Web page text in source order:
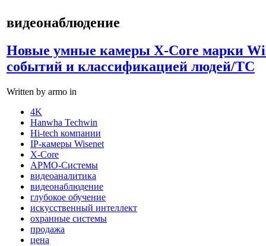
видеонаблюдение
Новые умные камеры X-Core марки
событий и классификацией людей/ТС
Written by armo in
4K
Hanwha Techwin
Hi-tech компании
IP-камеры Wisenet
X-Core
АРМО-Системы
видеоаналитика
видеонаблюдение
глубокое обучение
искусственный интеллект
охранные системы
продажа
цена